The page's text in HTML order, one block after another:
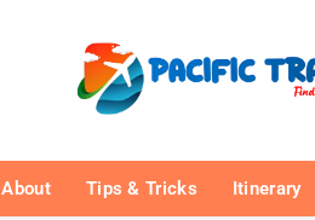
About Tips & Tricks Itinerary